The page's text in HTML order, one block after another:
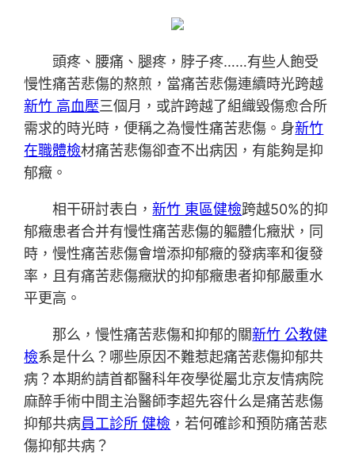
頭疼、腰痛、腿疼，脖子疼……有些人飽受
慢性痛苦悲傷的熬煎，當痛苦悲傷連續時光跨越
新竹 高血壓三個月，或許跨越了組織毀傷愈合所
需求的時光時，便稱之為慢性痛苦悲傷。身新竹
在職體檢材痛苦悲傷卻查不出病因，有能夠是抑
郁癥。
相干研討表白，新竹 東區健檢跨越50%的抑
郁癥患者合并有慢性痛苦悲傷的軀體化癥狀，同
時，慢性痛苦悲傷會增添抑郁癥的發病率和復發
率，且有痛苦悲傷癥狀的抑郁癥患者抑郁嚴重水
平更高。
那么，慢性痛苦悲傷和抑郁的關新竹 公教健
檢系是什么？哪些原因不難惹起痛苦悲傷抑郁共
病？本期約請首都醫科年夜學從屬北京友情病院
麻醉手術中間主治醫師李超先容什么是痛苦悲傷
抑郁共病員工診所 健檢 ，若何確診和預防痛苦悲
傷抑郁共病？